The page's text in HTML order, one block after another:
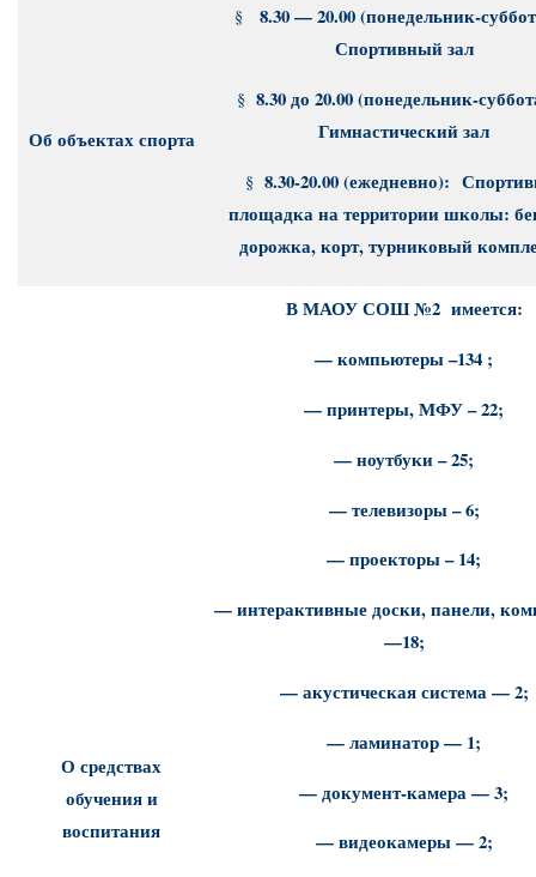
Об объектах спорта
§
8.30 — 20.00 (понедельник-
Спортивный зал
§ 8.30 до 20.00 (понедельник-
Гимнастический зал
§ 8.30-20.00 (ежедневно):
площадка на территории школы:
дорожка, корт, турниковый
О средствах
обучения и
воспитания
В МАОУ СОШ №2 имеется:
— компьютеры –134 ;
— принтеры, МФУ – 22;
— ноутбуки – 25;
— телевизоры – 6;
— проекторы – 14;
— интерактивные доски, панели,
—18;
— акустическая система — 2;
— ламинатор — 1;
— документ-камера — 3;
— видеокамеры — 2;